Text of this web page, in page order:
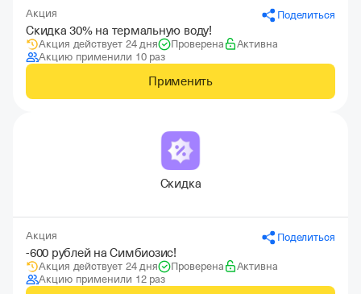
Акция Поделиться
Скидка 30% на термальную воду!
Акция действует 24 дня Проверена
Активна
Акцию применили 10 раз
Применить
Скидка
Акция Поделиться
-600 рублей на Симбиозис!
Акция действует 24 дня Проверена
Активна
Акцию применили 12 раз